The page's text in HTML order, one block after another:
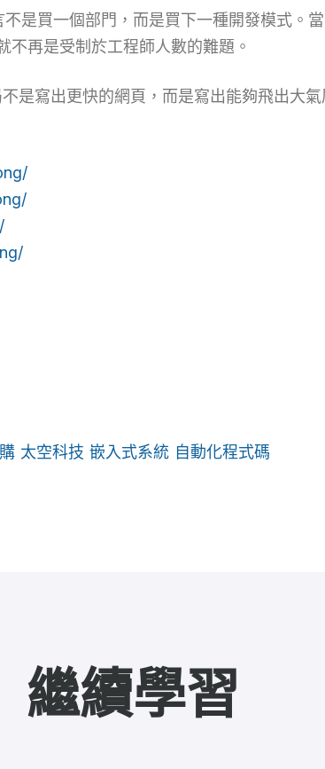
是買一個部門，而是買下一種開發模式。
再是受制於工程師人數的難題。
是寫出更快的網頁，而是寫出能夠飛出大氣
太空科技 嵌入式系統 自動化程式碼
繼續學習